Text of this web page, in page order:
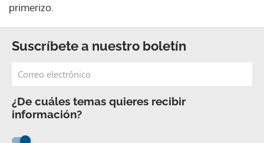
primerizo.
Suscríbete a nuestro boletín
¿De cuáles temas quieres recibir
información?